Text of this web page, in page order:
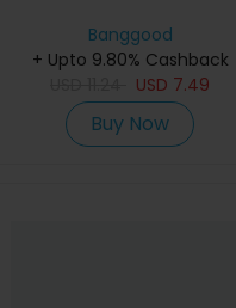
Banggood
+ Upto 9.80% Cashback
USD 7.49
Buy Now